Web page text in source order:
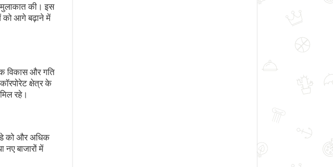
की। इस
को आगे बढ़ाने में
विकास और गति
क्षेत्र के
रहे।
को और अधिक
बाजारों में